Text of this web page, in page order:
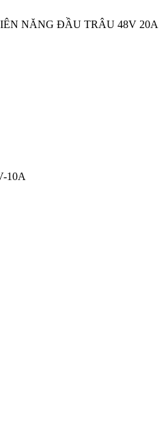
NĂNG ĐẦU TRÂU 48V 20A
10A